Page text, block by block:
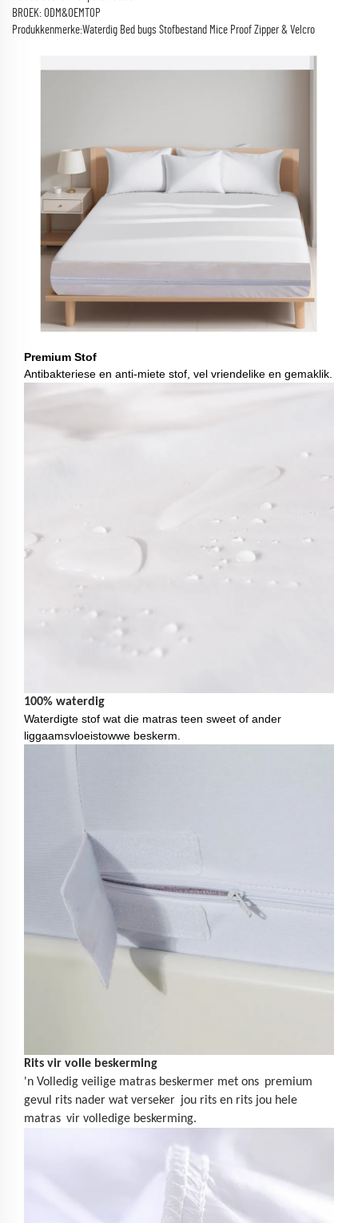
BROEK: ODM&OEMTOP
Produkkenmerke:Waterdig Bed bugs Stofbestand Mice Proof Zipper & Velcro
Premium Stof
Antibakteriese en anti-miete stof, vel vriendelike en gemaklik.
100% waterdig
Waterdigte stof wat die matras teen sweet of ander
liggaamsvloeistowwe beskerm.
Rits vir volle beskerming
'n Volledig veilige matras beskermer met ons premium
gevul rits nader wat verseker jou rits en rits jou hele
matras vir volledige beskerming.